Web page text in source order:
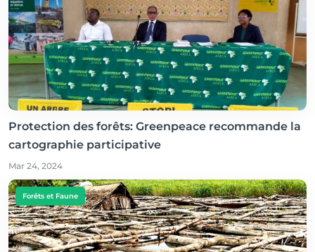
Protection des forêts: Greenpeace recommande la
cartographie participative
Mar 24, 2024
Forêts et Faune